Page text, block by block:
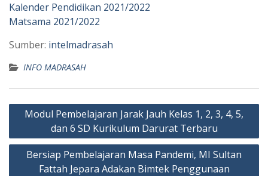
Kalender Pendidikan 2021/2022
Matsama 2021/2022
Sumber: intelmadrasah
INFO MADRASAH
Navigasi
Modul Pembelajaran Jarak Jauh Kelas 1, 2, 3, 4, 5,
dan 6 SD Kurikulum Darurat Terbaru
Bersiap Pembelajaran Masa Pandemi, MI Sultan
Fattah Jepara Adakan Bimtek Penggunaan